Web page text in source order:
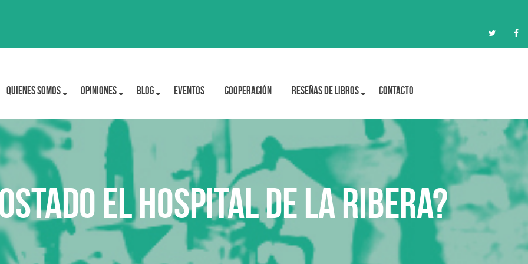
Quienes Somos OPINIONES BLOG Eventos Cooperación Reseñas de libros Contacto
el hospital de la Ribera?